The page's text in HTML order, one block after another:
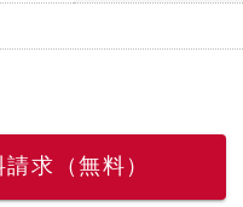
求（無料）